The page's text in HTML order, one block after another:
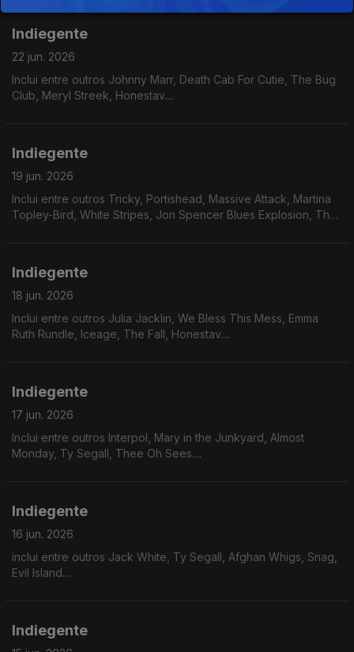
Indiegente
22 jun. 2026
Inclui entre outros Johnny Marr, Death Cab For Cutie, The Bug
Club, Meryl Streek, Honestav....
Indiegente
19 jun. 2026
Inclui entre outros Tricky, Portishead, Massive Attack, Martina
Topley-Bird, White Stripes, Jon Spencer Blues Explosion, The
Indiegente
18 jun. 2026
Inclui entre outros Julia Jacklin, We Bless This Mess, Emma
Ruth Rundle, Iceage, The Fall, Honestav....
Indiegente
17 jun. 2026
Inclui entre outros Interpol, Mary in the Junkyard, Almost
Monday, Ty Segall, Thee Oh Sees....
Indiegente
16 jun. 2026
inclui entre outros Jack White, Ty Segall, Afghan Whigs, Snag,
Evil Island....
Indiegente